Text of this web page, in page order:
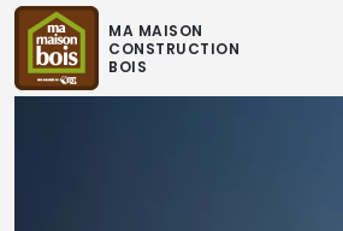
MA MAISON
CONSTRUCTION
BOIS